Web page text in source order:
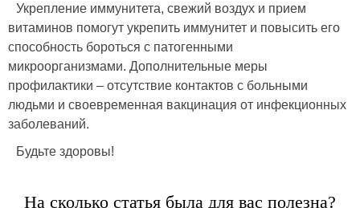
Укрепление иммунитета, свежий воздух и прием
витаминов помогут укрепить иммунитет и повысить его
способность бороться с патогенными
микроорганизмами. Дополнительные меры
профилактики – отсутствие контактов с больными
людьми и своевременная вакцинация от инфекционных
заболеваний.
Будьте здоровы!
На сколько статья была для вас полезна?